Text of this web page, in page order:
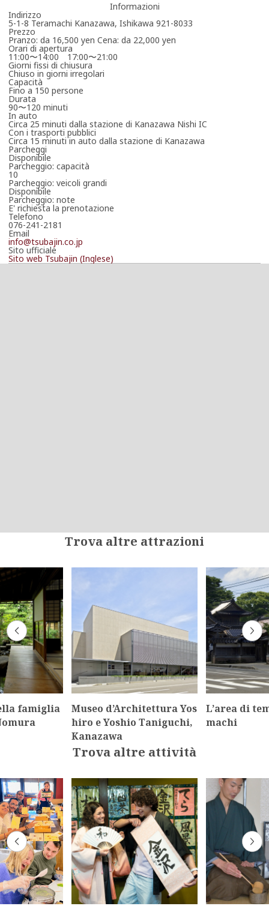
Informazioni
Indirizzo
5-1-8 Teramachi Kanazawa, Ishikawa 921-8033
Prezzo
Pranzo: da 16,500 yen Cena: da 22,000 yen
Orari di apertura
11:00〜14:00 17:00〜21:00
Giorni fissi di chiusura
Chiuso in giorni irregolari
Capacità
Fino a 150 persone
Durata
90〜120 minuti
In auto
Circa 25 minuti dalla stazione di Kanazawa Nishi IC
Con i trasporti pubblici
Circa 15 minuti in auto dalla stazione di Kanazawa
Parcheggi
Disponibile
Parcheggio: capacità
10
Parcheggio: veicoli grandi
Disponibile
Parcheggio: note
E' richiesta la prenotazione
Telefono
076-241-2181
Email
info@tsubajin.co.jp
Sito ufficiale
Sito web Tsubajin (Inglese)
Trova altre attrazioni
famiglia
Museo d’Architettura Yos
hiro e Yoshio Taniguchi,
Kanazawa
L’area di
machi
Trova altre attività